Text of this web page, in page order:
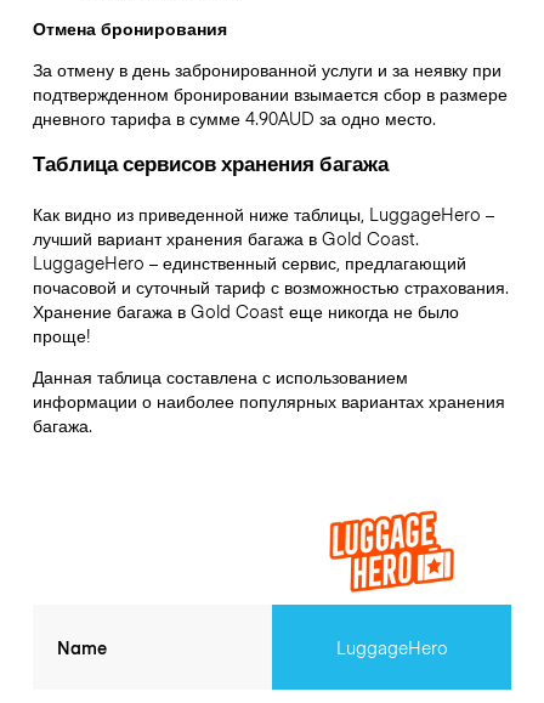
Отмена бронирования
За отмену в день забронированной услуги и за неявку при
подтвержденном бронировании взымается сбор в размере
дневного тарифа в сумме 4.90AUD за одно место.
Таблица сервисов хранения багажа
Как видно из приведенной ниже таблицы, LuggageHero –
лучший вариант хранения багажа в Gold Coast.
LuggageHero – единственный сервис, предлагающий
почасовой и суточный тариф с возможностью страхования.
Хранение багажа в Gold Coastеще никогда не было
проще!
Данная таблица составлена с использованием
информации о наиболее популярных вариантах хранения
багажа.
Name LuggageHero